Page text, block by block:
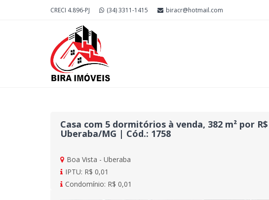
CRECI 4.896-PJ (34) 3311-1415 biracr@hotmail.com
Casa com 5 dormitórios à venda, 382 m² por
Uberaba/MG | Cód.: 1758
Boa Vista - Uberaba
IPTU: R$ 0,01
Condomínio: R$ 0,01